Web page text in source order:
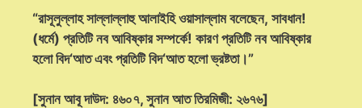
“রাসূলুল্লাহ সাল্লাল্লাহু আলাইহি ওয়াসাল্লাম বলেছেন, সাবধান!
(ধর্মে) প্রতিটি নব আবিষ্কার সম্পর্কে! কারণ প্রতিটি নব আবিষ্কার
হলো বিদ‘আত এবং প্রতিটি বিদ‘আত হলো ভ্রষ্টতা।”
[সুনান আবূ দাউদ: ৪৬০৭, সুনান আত তিরমিজী: ২৬৭৬]